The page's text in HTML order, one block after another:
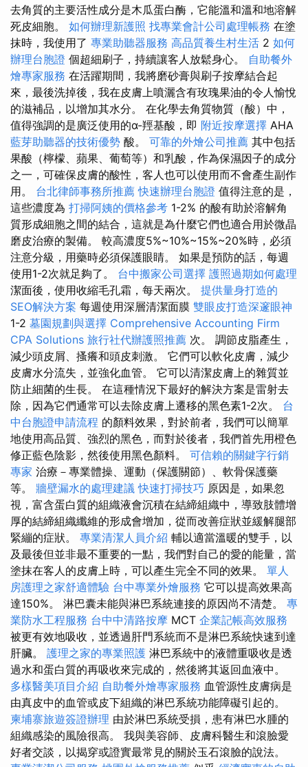
去角質的主要活性成分是木瓜蛋白酶，它能溫和溫和地溶解
死皮細胞。 如何辦理新護照 找專業會計公司處理帳務 在塗
抹時，我使用了 專業助聽器服務 高品質養生村生活 2 如何
辦理台胞證 個超細刷子，持續讓客人放鬆身心。 自助餐外
燴專家服務 在活躍期間，我將磨砂膏與刷子按摩結合起
來，最後洗掉後，我在皮膚上噴灑含有玫瑰果油的令人愉悅
的滋補品，以增加其水分。 在化學去角質物質（酸）中，
值得強調的是廣泛使用的α-羥基酸，即 附近按摩選擇 AHA
藍芽助聽器的技術優勢 酸。 可靠的外燴公司推薦 其中包括
果酸（檸檬、蘋果、葡萄等）和乳酸，作為保濕因子的成分
之一，可確保皮膚的酸性，客人也可以使用而不會產生副作
用。 台北律師事務所推薦 快速辦理台胞證 值得注意的是，
這些濃度為 打掃阿姨的價格參考 1-2% 的酸有助於溶解角
質形成細胞之間的結合，這就是為什麼它們也適合用於微晶
磨皮治療的製備。 較高濃度5%~10%~15%~20%時，必須
注意分級，用藥時必須保護眼睛。 如果是預防的話，每週
使用1-2次就足夠了。 台中搬家公司選擇 護照過期如何處理
潔面後，使用收縮毛孔霜，每天兩次。 提供量身打造的
SEO解決方案 每週使用深層清潔面膜 雙眼皮打造深邃眼神
1-2 墓園規劃與選擇 Comprehensive Accounting Firm
CPA Solutions 旅行社代辦護照推薦 次。 調節皮脂產生，
減少頭皮屑、搔癢和頭皮刺激。 它們可以軟化皮膚，減少
皮膚水分流失，並強化血管。 它可以清潔皮膚上的雜質並
防止細菌的生長。 在這種情況下最好的解決方案是雷射去
除，因為它們通常可以去除皮膚上遷移的黑色素1-2次。 台
中台胞證申請流程 的顏料效果，對於前者，我們可以簡單
地使用高品質、強烈的黑色，而對於後者，我們首先用橙色
修正藍色陰影，然後使用黑色顏料。 可信賴的關鍵字行銷
專家 治療－專業體操、運動（保護關節）、軟骨保護藥
等。 牆壁漏水的處理建議 快速打掃技巧 原因是，如果忽
視，富含蛋白質的組織液會沉積在結締組織中，導致肢體增
厚的結締組織纖維的形成會增加，從而改善症狀並緩解腿部
緊繃的症狀。 專業清潔人員介紹 輔以適當溫暖的雙手，以
及最後但並非最不重要的一點，我們對自己的愛的能量，當
塗抹在客人的皮膚上時，可以產生完全不同的效果。 單人
房護理之家舒適體驗 台中專業外燴服務 它可以提高效果高
達150%。 淋巴囊未能與淋巴系統連接的原因尚不清楚。 專
業防水工程服務 台中中清路按摩 MCT 企業記帳高效服務
被更有效地吸收，並透過肝門系統而不是淋巴系統快速到達
肝臟。 護理之家的專業照護 淋巴系統中的液體重吸收是透
過水和蛋白質的再吸收來完成的，然後將其返回血液中。
多樣醫美項目介紹 自助餐外燴專家服務 血管源性皮膚病是
由真皮中的血管或皮下組織的淋巴系統功能障礙引起的。
柬埔寨旅遊簽證辦理 由於淋巴系統受損，患有淋巴水腫的
組織感染的風險很高。 我與美容師、皮膚科醫生和滾臉愛
好者交談，以揭穿或證實最常見的關於玉石滾臉的說法。